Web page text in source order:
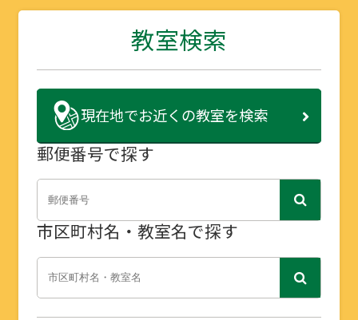
教室検索
現在地でお近くの教室を検索
郵便番号で探す
市区町村名・教室名で探す